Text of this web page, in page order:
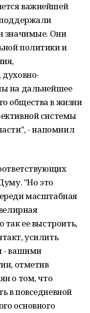
важнейшей
значимые. Они
политики и
духовно-
на дальнейшее
общества в жизни
системы
- напомнил
"Но это
масштабная
так ее выстроить,
усилить
- вашими
отметив
о том, что
в повседневной
основного